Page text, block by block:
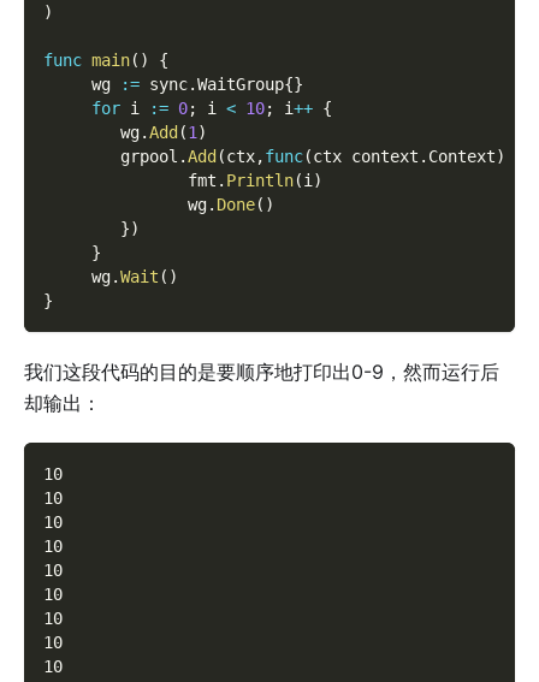
)
func main( )
{
     wg
:= sync.WaitGroup{}
for i := 0; i < 10; i++ {
        wg
.Add (1)
        grpool
.Add (ctx,func(ctx context . Context)
               fmt
. Println(i)
               wg
. Done( )
})
}
     wg
.Wait ( )
}
我们这段代码的目的是要顺序地打印出0-9，然而运行后
却输出：
10
10
10
10
10
10
10
10
10